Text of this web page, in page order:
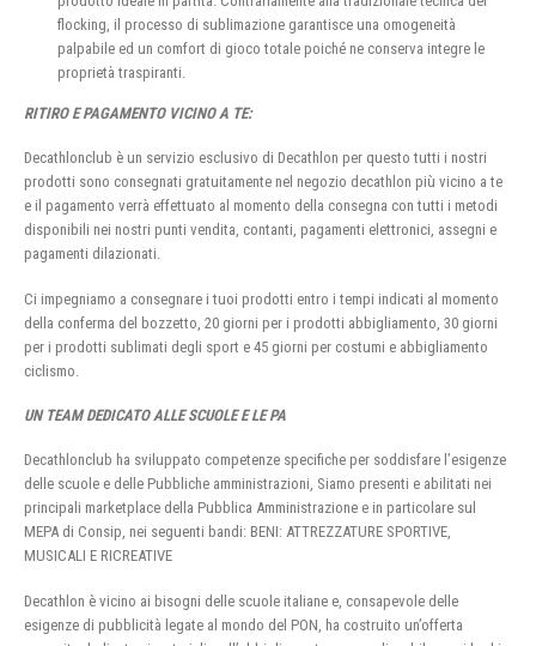
flocking, il processo di sublimazione garantisce una omogeneità
palpabile ed un comfort di gioco totale poiché ne conserva integre le
proprietà traspiranti.
RITIRO E PAGAMENTO VICINO A TE:
Decathlonclub è un servizio esclusivo di Decathlon per questo tutti i nostri
prodotti sono consegnati gratuitamente nel negozio decathlon più vicino a te
e il pagamento verrà effettuato al momento della consegna con tutti i metodi
disponibili nei nostri punti vendita, contanti, pagamenti elettronici, assegni e
pagamenti dilazionati.
Ci impegniamo a consegnare i tuoi prodotti entro i tempi indicati al momento
della conferma del bozzetto, 20 giorni per i prodotti abbigliamento, 30 giorni
per i prodotti sublimati degli sport e 45 giorni per costumi e abbigliamento
ciclismo.
UN TEAM DEDICATO ALLE SCUOLE E LE PA
Decathlonclub ha sviluppato competenze specifiche per soddisfare l’esigenze
delle scuole e delle Pubbliche amministrazioni, Siamo presenti e abilitati nei
principali marketplace della Pubblica Amministrazione e in particolare sul
MEPA di Consip, nei seguenti bandi: BENI: ATTREZZATURE SPORTIVE,
MUSICALI E RICREATIVE
Decathlon è vicino ai bisogni delle scuole italiane e, consapevole delle
esigenze di pubblicità legate al mondo del PON, ha costruito un’offerta